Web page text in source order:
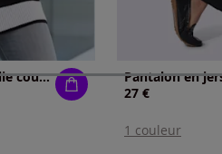
Veste longue en tricot jolie coupe longue moderne
27 €
1 couleur